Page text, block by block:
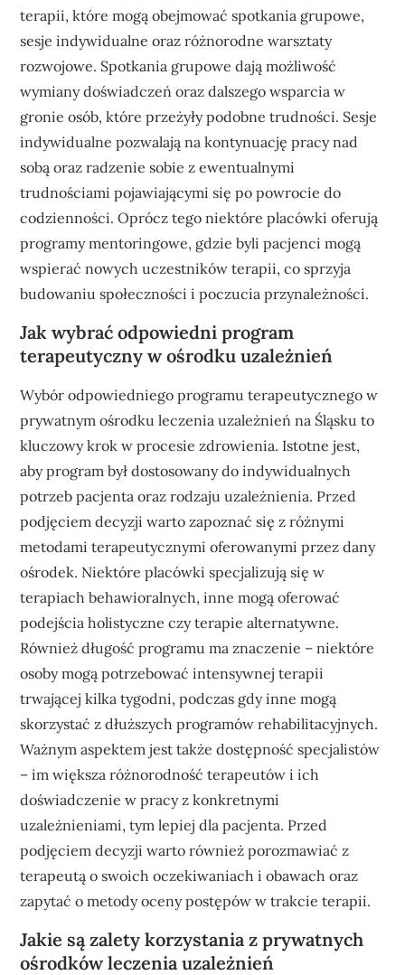
terapii, które mogą obejmować spotkania grupowe,
sesje indywidualne oraz różnorodne warsztaty
rozwojowe. Spotkania grupowe dają możliwość
wymiany doświadczeń oraz dalszego wsparcia w
gronie osób, które przeżyły podobne trudności. Sesje
indywidualne pozwalają na kontynuację pracy nad
sobą oraz radzenie sobie z ewentualnymi
trudnościami pojawiającymi się po powrocie do
codzienności. Oprócz tego niektóre placówki oferują
programy mentoringowe, gdzie byli pacjenci mogą
wspierać nowych uczestników terapii, co sprzyja
budowaniu społeczności i poczucia przynależności.
Jak wybrać odpowiedni program
terapeutyczny w ośrodku uzależnień
Wybór odpowiedniego programu terapeutycznego w
prywatnym ośrodku leczenia uzależnień na Śląsku to
kluczowy krok w procesie zdrowienia. Istotne jest,
aby program był dostosowany do indywidualnych
potrzeb pacjenta oraz rodzaju uzależnienia. Przed
podjęciem decyzji warto zapoznać się z różnymi
metodami terapeutycznymi oferowanymi przez dany
ośrodek. Niektóre placówki specjalizują się w
terapiach behawioralnych, inne mogą oferować
podejścia holistyczne czy terapie alternatywne.
Również długość programu ma znaczenie – niektóre
osoby mogą potrzebować intensywnej terapii
trwającej kilka tygodni, podczas gdy inne mogą
skorzystać z dłuższych programów rehabilitacyjnych.
Ważnym aspektem jest także dostępność specjalistów
– im większa różnorodność terapeutów i ich
doświadczenie w pracy z konkretnymi
uzależnieniami, tym lepiej dla pacjenta. Przed
podjęciem decyzji warto również porozmawiać z
terapeutą o swoich oczekiwaniach i obawach oraz
zapytać o metody oceny postępów w trakcie terapii.
Jakie są zalety korzystania z prywatnych
ośrodków leczenia uzależnień